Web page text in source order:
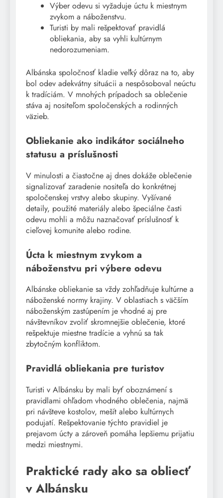
Výber odevu si vyžaduje úctu k miestnym
zvykom a náboženstvu.
Turisti by mali rešpektovať pravidlá
obliekania, aby sa vyhli kultúrnym
nedorozumeniam.
Albánska spoločnosť kladie veľký dôraz na to, aby
bol odev adekvátny situácii a nespôsoboval neúctu
k tradíciám. V mnohých prípadoch sa oblečenie
stáva aj nositeľom spoločenských a rodinných
väzieb.
Obliekanie ako indikátor sociálneho
statusu a príslušnosti
V minulosti a čiastočne aj dnes dokáže oblečenie
signalizovať zaradenie nositeľa do konkrétnej
spoločenskej vrstvy alebo skupiny. Vyšívané
detaily, použité materiály alebo špeciálne časti
odevu mohli a môžu naznačovať príslušnosť k
cieľovej komunite alebo rodine.
Úcta k miestnym zvykom a
náboženstvu pri výbere odevu
Albánske obliekanie sa vždy zohľadňuje kultúrne a
náboženské normy krajiny. V oblastiach s väčším
náboženským zastúpením je vhodné aj pre
návštevníkov zvoliť skromnejšie oblečenie, ktoré
rešpektuje miestne tradície a vyhnú sa tak
zbytočným konfliktom.
Pravidlá obliekania pre turistov
Turisti v Albánsku by mali byť oboznámení s
pravidlami ohľadom vhodného oblečenia, najmä
pri návšteve kostolov, mešít alebo kultúrnych
podujatí. Rešpektovanie týchto pravidiel je
prejavom úcty a zároveň pomáha lepšiemu prijatiu
medzi miestnymi.
Praktické rady ako sa obliecť
v Albánsku